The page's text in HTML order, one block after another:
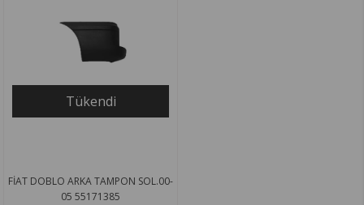
Tükendi
FİAT DOBLO ARKA TAMPON SOL.00-
05 55171385